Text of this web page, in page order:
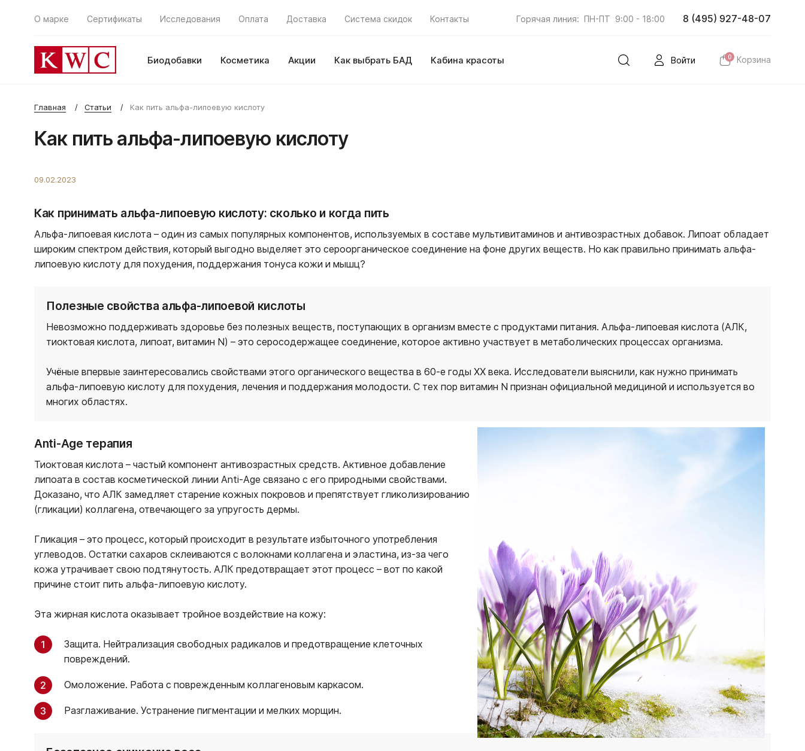
О марке Сертификаты Исследования Оплата Доставка Система скидок Контакты Горячая линия: ПН-ПТ 9:00 - 18:00 8 (495) 927-48-07
Биодобавки Косметика Акции Как выбрать БАД Кабина красоты Войти 0 Корзина
Главная Статьи Как пить альфа-липоевую кислоту
Как пить альфа-липоевую кислоту
09.02.2023
Как принимать альфа-липоевую кислоту: сколько и когда пить
Альфа-липоевая кислота – один из самых популярных компонентов, используемых в составе мультивитаминов и антивозрастных добавок. Липоат обладает
широким спектром действия, который выгодно выделяет это сероорганическое соединение на фоне других веществ. Но как правильно принимать альфа-
липоевую кислоту для похудения, поддержания тонуса кожи и мышц?
Полезные свойства альфа-липоевой кислоты
Невозможно поддерживать здоровье без полезных веществ, поступающих в организм вместе с продуктами питания. Альфа-липоевая кислота (АЛК,
тиоктовая кислота, липоат, витамин N) – это серосодержащее соединение, которое активно участвует в метаболических процессах организма.
Учёные впервые заинтересовались свойствами этого органического вещества в 60-е годы XX века. Исследователи выяснили, как нужно принимать
альфа-липоевую кислоту для похудения, лечения и поддержания молодости. С тех пор витамин N признан официальной медициной и используется во
многих областях.
Anti-Age терапия
Тиоктовая кислота – частый компонент антивозрастных средств. Активное добавление
липоата в состав косметической линии Anti-Age связано с его природными свойствами.
Доказано, что АЛК замедляет старение кожных покровов и препятствует гликолизированию
(гликации) коллагена, отвечающего за упругость дермы.
Гликация – это процесс, который происходит в результате избыточного употребления
углеводов. Остатки сахаров склеиваются с волокнами коллагена и эластина, из-за чего
кожа утрачивает свою подтянутость. АЛК предотвращает этот процесс – вот по какой
причине стоит пить альфа-липоевую кислоту.
Эта жирная кислота оказывает тройное воздействие на кожу:
Защита. Нейтрализация свободных радикалов и предотвращение клеточных
повреждений.
Омоложение. Работа с поврежденным коллагеновым каркасом.
Разглаживание. Устранение пигментации и мелких морщин.